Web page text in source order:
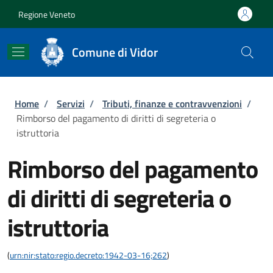
Regione Veneto
Comune di Vidor
Briciole di pane
Home / Servizi / Tributi, finanze e contravvenzioni /
Rimborso del pagamento di diritti di segreteria o
istruttoria
Rimborso del pagamento
di diritti di segreteria o
istruttoria
(urn:nir:stato:regio.decreto:1942-03-16;262)